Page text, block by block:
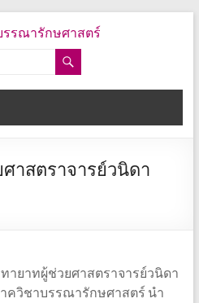
าสตร์
าสตราจารย์วนิดา
ายาทผู้ช่วยศาสตราจารย์วนิดา
ควิชาบรรณารักษศาสตร์ นำ